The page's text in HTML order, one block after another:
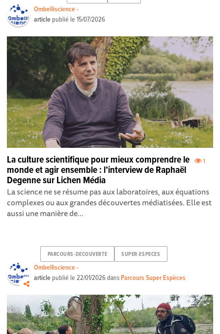
Ombelliscience -
article publié le15/07/2026
1
La culture scientifique pour mieux comprendre le
monde et agir ensemble : l’interview de Raphaël
Degenne sur Lichen Média
La science ne se résume pas aux laboratoires, aux équations
complexes ou aux grandes découvertes médiatisées. Elle est
aussi une manière de...
PARCOURS-DECOUVERTE SUPER-ESPECES
Ombelliscience -
article publié le22/01/2026dans Parcours Super Espèces